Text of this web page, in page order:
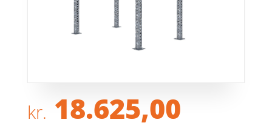
kr. 18.625,00